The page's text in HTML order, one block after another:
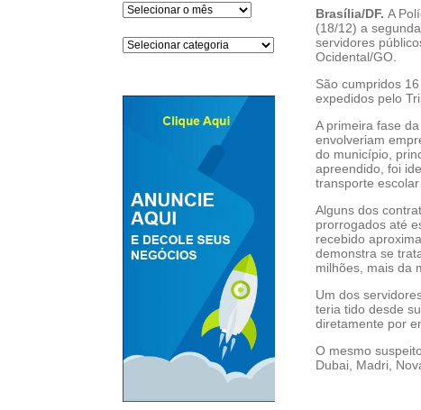
Arquivos
Categorias
Brasília/DF. A
(18/12) a
servidores
Ocidental/GO.
São cumpridos
expedidos pelo
A primeira fase
envolveriam
do município,
apreendido, foi
transporte
Alguns dos
prorrogados até
recebido
demonstra se
milhões, mais da
Um dos
teria tido desde
diretamente por
O mesmo
Dubai, Madri,